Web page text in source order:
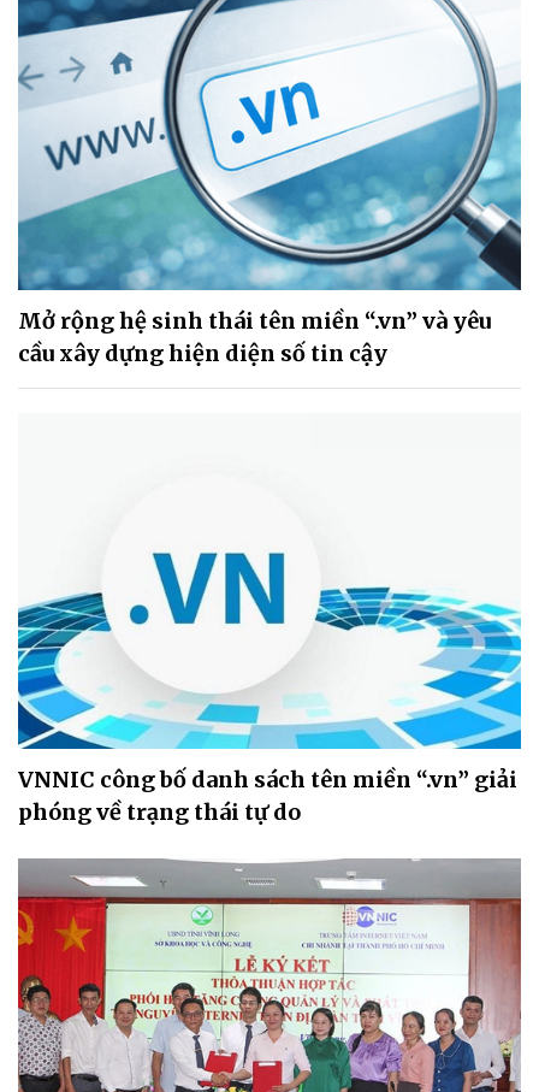
Mở rộng hệ sinh thái tên miền “.vn” và yêu
cầu xây dựng hiện diện số tin cậy
VNNIC công bố danh sách tên miền “.vn” giải
phóng về trạng thái tự do